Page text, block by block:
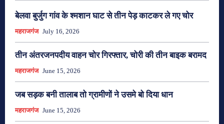
बेलवा बुर्जुग गांव के श्मशान घाट से तीन पेड़ काटकर ले गए चोर
महराजगंज July 16, 2026
तीन अंतरजनपदीय वाहन चोर गिरफ्तार, चोरी की तीन बाइक बरामद
महराजगंज June 15, 2026
जब सड़क बनी तालाब तो ग्रामीणों ने उसमे बो दिया धान
महराजगंज June 15, 2026